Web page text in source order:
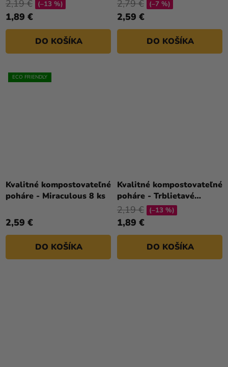
1,89 €
2,19 € (–13 %)
DO KOŠÍKA
2,59 €
2,79 € (–7 %)
DO KOŠÍKA
ECO FRIENDLY
Kvalitné kompostovateľné
poháre - Miraculous 8 ks
2,59 €
DO KOŠÍKA
Kvalitné kompostovateľné
poháre - Trblietavé
balóny 8 ks
1,89 €
2,19 € (–13 %)
DO KOŠÍKA